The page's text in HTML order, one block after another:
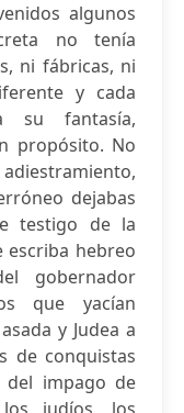
algunos
no tenía
ni fábricas, ni
y cada
su fantasía,
propósito. No
dejabas
testigo de la
hebreo
gobernador
que yacían
y Judea a
de conquistas
del impago de